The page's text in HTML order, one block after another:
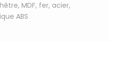
MDF, fer, acier,
ABS